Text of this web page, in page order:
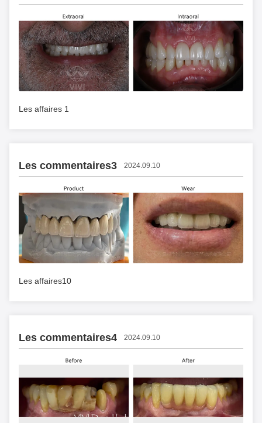
Les affaires 1
Les commentaires3 2024.09.10
Les affaires10
Les commentaires4 2024.09.10